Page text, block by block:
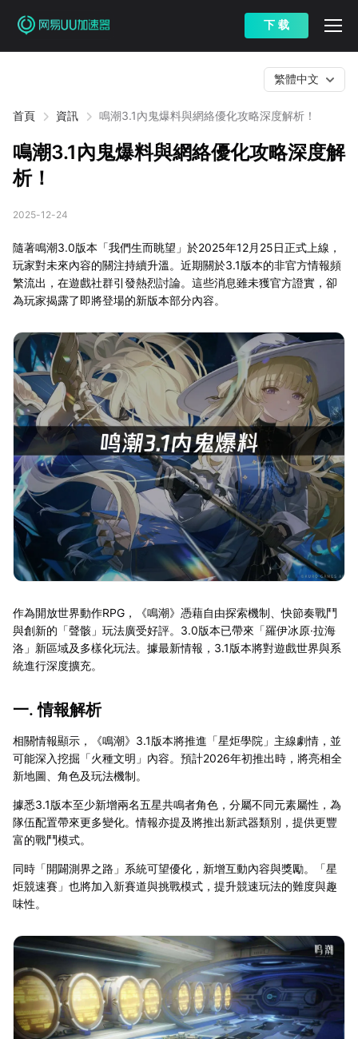
下 载
首頁 資訊 鳴潮3.1內鬼爆料與網絡優化攻略深度解析！
繁體中文
鳴潮3.1內鬼爆料與網絡優化攻略深度解
析！
2025-12-24
隨著鳴潮3.0版本「我們生而眺望」於2025年12月25日正式上線，
玩家對未來內容的關注持續升溫。近期關於3.1版本的非官方情報頻
繁流出，在遊戲社群引發熱烈討論。這些消息雖未獲官方證實，卻
為玩家揭露了即將登場的新版本部分內容。
作為開放世界動作RPG，《鳴潮》憑藉自由探索機制、快節奏戰鬥
與創新的「聲骸」玩法廣受好評。3.0版本已帶來「羅伊冰原·拉海
洛」新區域及多樣化玩法。據最新情報，3.1版本將對遊戲世界與系
統進行深度擴充。
一. 情報解析
相關情報顯示，《鳴潮》3.1版本將推進「星炬學院」主線劇情，並
可能深入挖掘「火種文明」內容。預計2026年初推出時，將亮相全
新地圖、角色及玩法機制。
據悉3.1版本至少新增兩名五星共鳴者角色，分屬不同元素屬性，為
隊伍配置帶來更多變化。情報亦提及將推出新武器類別，提供更豐
富的戰鬥模式。
同時「開闢測界之路」系統可望優化，新增互動內容與獎勵。「星
炬競速賽」也將加入新賽道與挑戰模式，提升競速玩法的難度與趣
味性。